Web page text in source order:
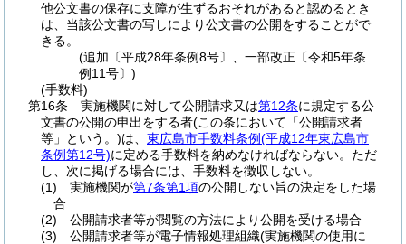
他公文書の保存に支障が生ずるおそれがあると認めるとき
は、当該公文書の写しにより公文書の公開をすることがで
きる。
(追加〔平成28年条例8号〕、一部改正〔令和5年条
例11号〕)
(手数料)
第16条
実施機関に対して公開請求又は第12条に規定する公
文書の公開の申出をする者(この条において「公開請求者
等」という。)は、 東広島市手数料条例(平成12年東広島市
条例第12号)に定める手数料を納めなければならない。 ただ
し、次に掲げる場合には、手数料を徴収しない。
(1)
実施機関が第7条第1項の公開しない旨の決定をした場
合
(2)
公開請求者等が閲覧の方法により公開を受ける場合
(3)
公開請求者等が電子情報処理組織(実施機関の使用に